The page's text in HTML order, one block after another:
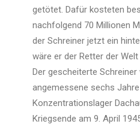
getötet. Dafür kosteten
nachfolgend 70 Millionen
der Schreiner jetzt ein
wäre er der Retter der
Der gescheiterte
angemessene sechs
Konzentrationslager
Kriegsende am 9. April